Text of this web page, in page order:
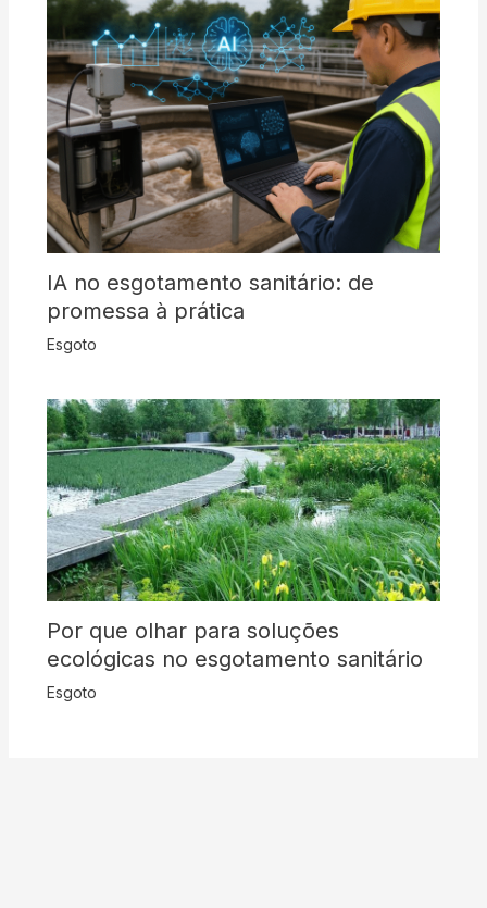
IA no esgotamento sanitário: de
promessa à prática
Esgoto
Por que olhar para soluções
ecológicas no esgotamento sanitário
Esgoto